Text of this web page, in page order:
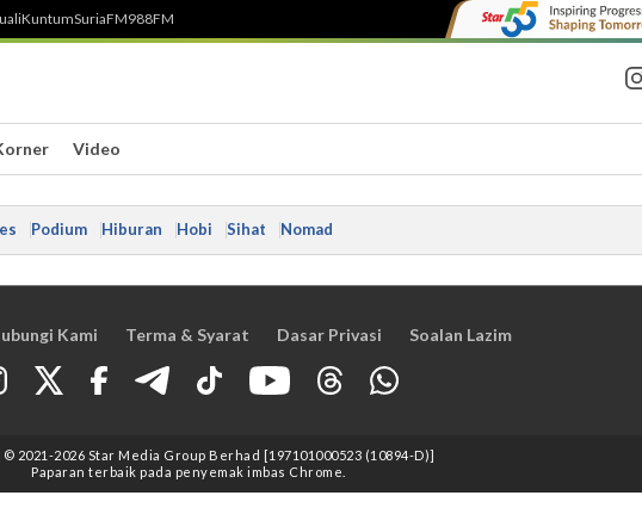
KuntumSuriaFM988FM
Video
Podium Hiburan Hobi Sihat Nomad
Kami Terma & Syarat Dasar Privasi Soalan Lazim
2021 -2026 Star Media Group Berhad [197101000523 (10894-D)]
Paparan terbaik pada penyemak imbas Chrome.